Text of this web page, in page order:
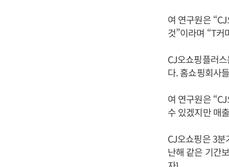
여 연구원은
것”이라며 “T커
CJ오쇼핑플러
다. 홈쇼핑회사
여 연구원은
수 있겠지만 매
CJ오쇼핑은 3
난해 같은 기간